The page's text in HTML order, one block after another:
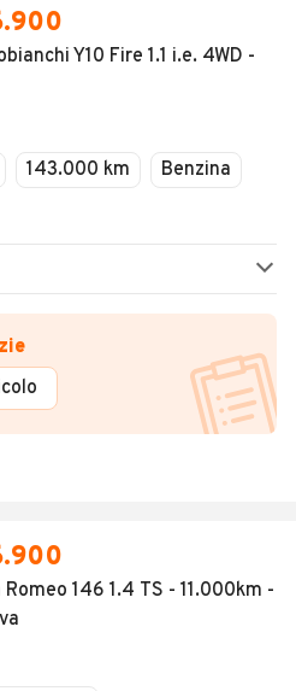
Y10 Fire 1.1 i.e. 4WD -
143.000 km
Benzina
146 1.4 TS - 11.000km -